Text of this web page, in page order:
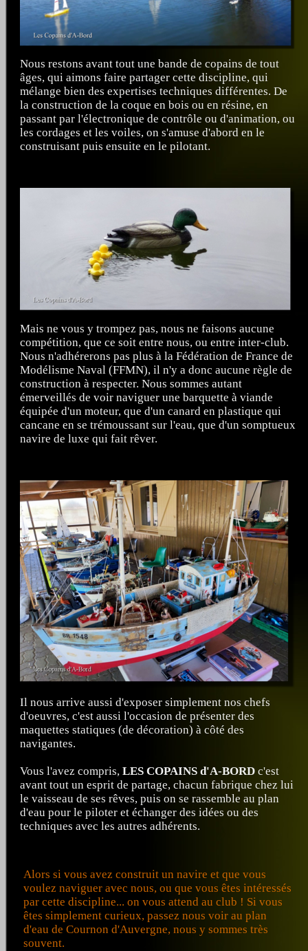
Nous restons avant tout une bande de copains de tout
âges, qui aimons faire partager cette discipline, qui
mélange bien des expertises techniques différentes. De
la construction de la coque en bois ou en résine, en
passant par l'électronique de contrôle ou d'animation, ou
les cordages et les voiles, on s'amuse d'abord en le
construisant puis ensuite en le pilotant.
Mais ne vous y trompez pas, nous ne faisons aucune
compétition, que ce soit entre nous, ou entre inter-club.
Nous n'adhérerons pas plus à la Fédération de France de
Modélisme Naval (FFMN), il n'y a donc aucune règle de
construction à respecter. Nous sommes autant
émerveillés de voir naviguer une barquette à viande
équipée d'un moteur, que d'un canard en plastique qui
cancane en se trémoussant sur l'eau, que d'un somptueux
navire de luxe qui fait rêver.
Il nous arrive aussi d'exposer simplement nos chefs
d'oeuvres, c'est aussi l'occasion de présenter des
maquettes statiques (de décoration) à côté des
navigantes.
Vous l'avez compris, LES COPAINS d'A-BORD c'est
avant tout un esprit de partage, chacun fabrique chez lui
le vaisseau de ses rêves, puis on se rassemble au plan
d'eau pour le piloter et échanger des idées ou des
techniques avec les autres adhérents.
Alors si vous avez construit un navire et que vous
voulez naviguer avec nous, ou que vous êtes intéressés
par cette discipline... on vous attend au club ! Si vous
êtes simplement curieux, passez nous voir au plan
d'eau de Cournon d'Auvergne, nous y sommes très
souvent.